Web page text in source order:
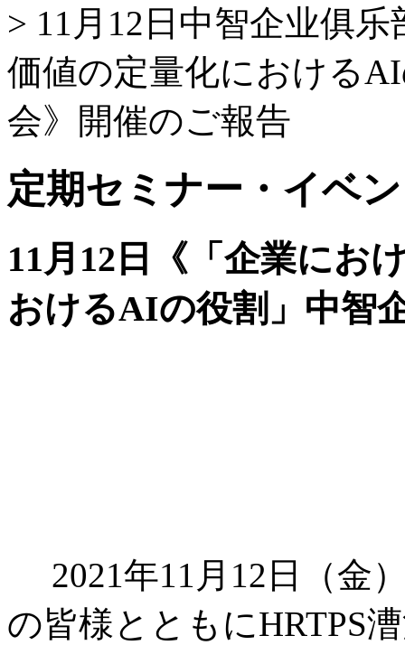
> 11月12日中智企业俱
価値の定量化における
会》開催のご報告
定期セミナー・イベ
11月12日《「企業にお
おけるAIの役割」中智
2021年11月12日（金
の皆様とともにHRTPS